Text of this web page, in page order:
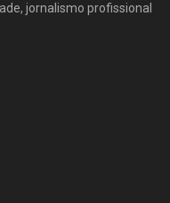
jornalismo profissional